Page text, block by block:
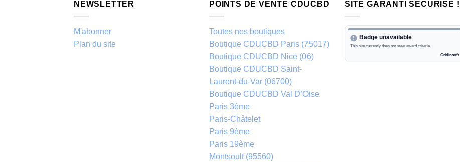
NEWSLETTER
M'abonner
Plan du site
POINTS DE VENTE CDUCBD
Toutes nos boutiques
Boutique CDUCBD Paris (75017)
Boutique CDUCBD Nice (06)
Boutique CDUCBD Saint-
Laurent-du-Var (06700)
Boutique CDUCBD Val D’Oise
Paris 3ème
Paris-Châtelet
Paris 9ème
Paris 19ème
Montsoult (95560)
SITE GARANTI SÉCURISÉ !